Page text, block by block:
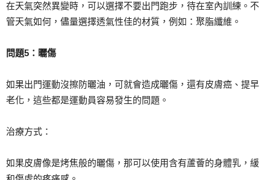
在天氣突然異變時，可以選擇不要出門跑步，待在室內訓練。不
管天氣如何，儘量選擇透氣性佳的材質，例如：聚脂纖維。
問題5 ：曬傷
如果出門運動沒擦防曬油，可就會造成曬傷，還有皮膚癌、提早
老化，這些都是運動員容易發生的問題。
治療方式：
如果皮膚像是烤焦般的曬傷，那可以使用含有蘆薈的身體乳，緩